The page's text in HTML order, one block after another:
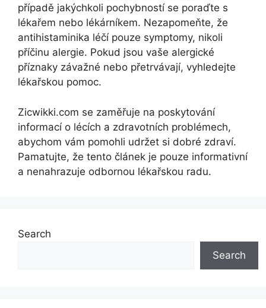
případě jakýchkoli pochybností se poraďte s
lékařem nebo lékárníkem. Nezapomeňte, že
antihistaminika léčí pouze symptomy, nikoli
příčinu alergie. Pokud jsou vaše alergické
příznaky závažné nebo přetrvávají, vyhledejte
lékařskou pomoc.
Zicwikki.com se zaměřuje na poskytování
informací o lécích a zdravotních problémech,
abychom vám pomohli udržet si dobré zdraví.
Pamatujte, že tento článek je pouze informativní
a nenahrazuje odbornou lékařskou radu.
Search
Search